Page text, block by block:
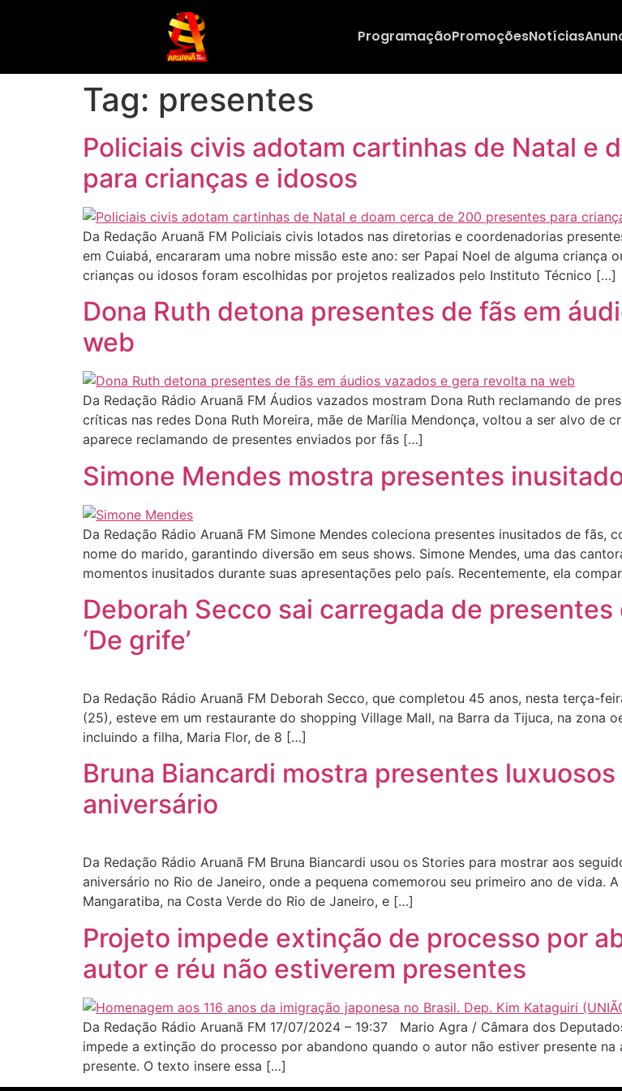
ProgramaçãoPromoçõesNotícias
Tag: presentes
Policiais civis adotam cartinhas de Natal e
para crianças e idosos
Da Redação Aruanã FM Policiais civis lotados nas diretorias e coordenadorias
em Cuiabá, encararam uma nobre missão este ano: ser Papai Noel de alguma
crianças ou idosos foram escolhidas por projetos realizados pelo Instituto Técnico […]
Dona Ruth detona presentes de fãs em
web
Da Redação Rádio Aruanã FM Áudios vazados mostram Dona Ruth reclamando de
críticas nas redes Dona Ruth Moreira, mãe de Marília Mendonça, voltou a ser alvo de
aparece reclamando de presentes enviados por fãs […]
Simone Mendes mostra presentes
Da Redação Rádio Aruanã FM Simone Mendes coleciona presentes inusitados de
nome do marido, garantindo diversão em seus shows. Simone Mendes, uma das
momentos inusitados durante suas apresentações pelo país. Recentemente, ela
Deborah Secco sai carregada de
‘De grife’
Da Redação Rádio Aruanã FM Deborah Secco, que completou 45 anos, nesta terça-
(25), esteve em um restaurante do shopping Village Mall, na Barra da Tijuca, na zona
incluindo a filha, Maria Flor, de 8 […]
Bruna Biancardi mostra presentes
aniversário
Da Redação Rádio Aruanã FM Bruna Biancardi usou os Stories para mostrar aos
aniversário no Rio de Janeiro, onde a pequena comemorou seu primeiro ano de vida.
Mangaratiba, na Costa Verde do Rio de Janeiro, e […]
Projeto impede extinção de processo por
autor e réu não estiverem presentes
Da Redação Rádio Aruanã FM 17/07/2024 – 19:37 Mario Agra / Câmara dos
impede a extinção do processo por abandono quando o autor não estiver presente
presente. O texto insere essa […]